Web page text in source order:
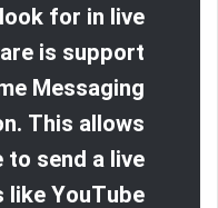
for in live
is support
Messaging
This allows
send a live
YouTube